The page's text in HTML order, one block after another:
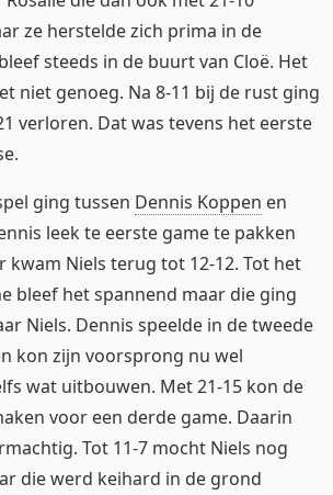
ze herstelde zich prima in de
steeds in de buurt van Cloë. Het
niet genoeg. Na 8-11 bij de rust ging
verloren. Dat was tevens het eerste
ging tussen Dennis Koppen en
leek te eerste game te pakken
kwam Niels terug tot 12-12. Tot het
bleef het spannend maar die ging
Niels. Dennis speelde in de tweede
kon zijn voorsprong nu wel
wat uitbouwen. Met 21-15 kon de
voor een derde game. Daarin
Tot 11-7 mocht Niels nog
die werd keihard in de grond